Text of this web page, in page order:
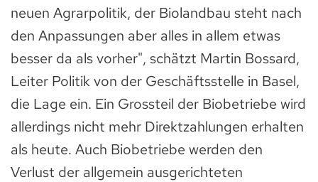
neuen Agrarpolitik, der Biolandbau steht nach
den Anpassungen aber alles in allem etwas
besser da als vorher", schätzt Martin Bossard,
Leiter Politik von der Geschäftsstelle in Basel,
die Lage ein. Ein Grossteil der Biobetriebe wird
allerdings nicht mehr Direktzahlungen erhalten
als heute. Auch Biobetriebe werden den
Verlust der allgemein ausgerichteten